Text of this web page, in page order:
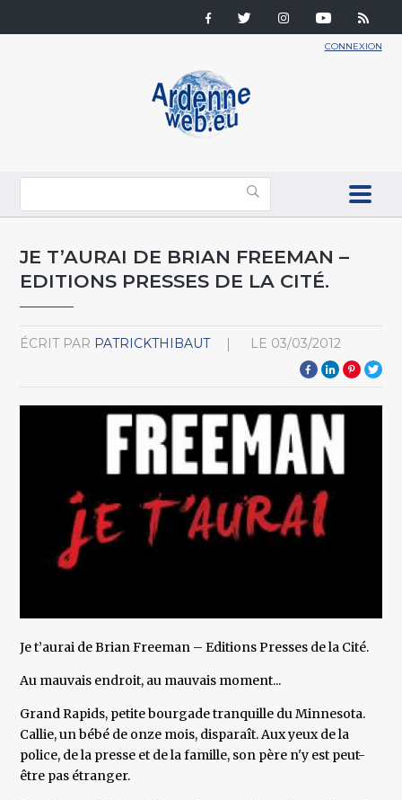
CONNEXION
JE T’AURAI DE BRIAN FREEMAN –
EDITIONS PRESSES DE LA CITÉ.
ÉCRIT PAR PATRICKTHIBAUT LE 03/03/2012
Je t’aurai de Brian Freeman – Editions Presses de la Cité.
Au mauvais endroit, au mauvais moment...
Grand Rapids, petite bourgade tranquille du Minnesota.
Callie, un bébé de onze mois, disparaît. Aux yeux de la
police, de la presse et de la famille, son père n'y est peut-
être pas étranger.